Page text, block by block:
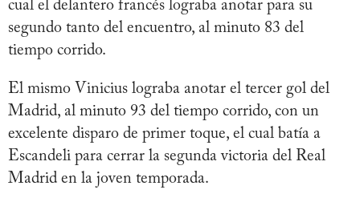
cual el delantero francés lograba anotar para su
segundo tanto del encuentro, al minuto 83 del
tiempo corrido.
El mismo Vinicius lograba anotar el tercer gol del
Madrid, al minuto 93 del tiempo corrido, con un
excelente disparo de primer toque, el cual batía a
Escandeli para cerrar la segunda victoria del Real
Madrid en la joven temporada.